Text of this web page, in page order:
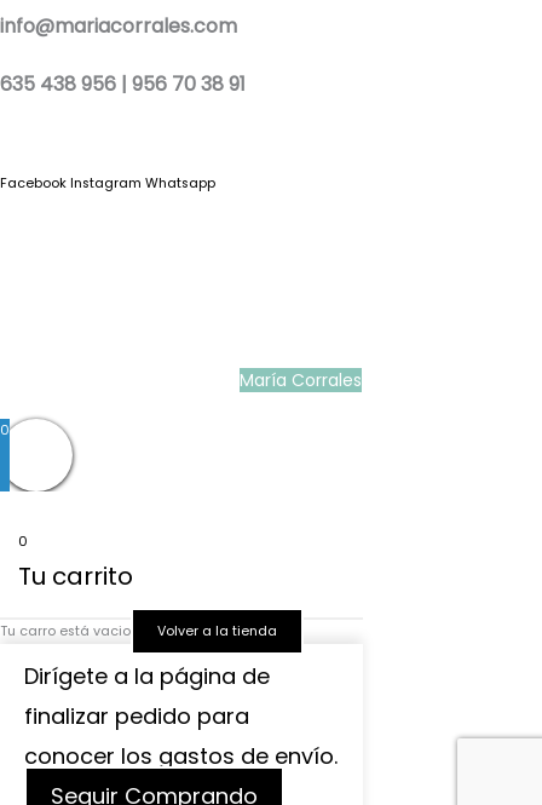
info@mariacorrales.com
635 438 956 | 956 70 38 91
Facebook Instagram Whatsapp
María Corrales
0
0
Tu carrito
Tu carro está vacio Volver a la tienda
Dirígete a la página de
finalizar pedido para
conocer los gastos de envío.
Seguir Comprando